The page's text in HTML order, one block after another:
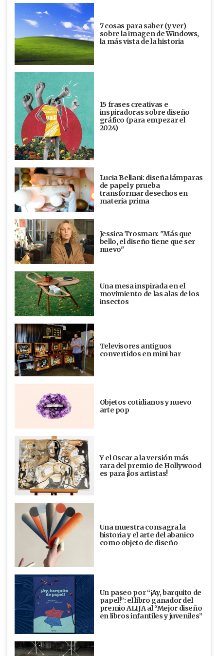
7 cosas para saber (y ver)
sobre la imagen de Windows,
la más vista de la historia
15 frases creativas e
inspiradoras sobre diseño
gráfico (para empezar el
2024)
Lucia Bellani: diseña lámparas
de papel y prueba
transformar desechos en
materia prima
Jessica Trosman: "Más que
bello, el diseño tiene que ser
nuevo"
Una mesa inspirada en el
movimiento de las alas de los
insectos
Televisores antiguos
convertidos en mini bar
Objetos cotidianos y nuevo
arte pop
Y el Oscar a la versión más
rara del premio de Hollywood
es para ¡los artistas!
Una muestra consagra la
historia y el arte del abanico
como objeto de diseño
Un paseo por “¡Ay, barquito de
papel!”: el libro ganador del
premio ALIJA al “Mejor diseño
en libros infantiles y juveniles”